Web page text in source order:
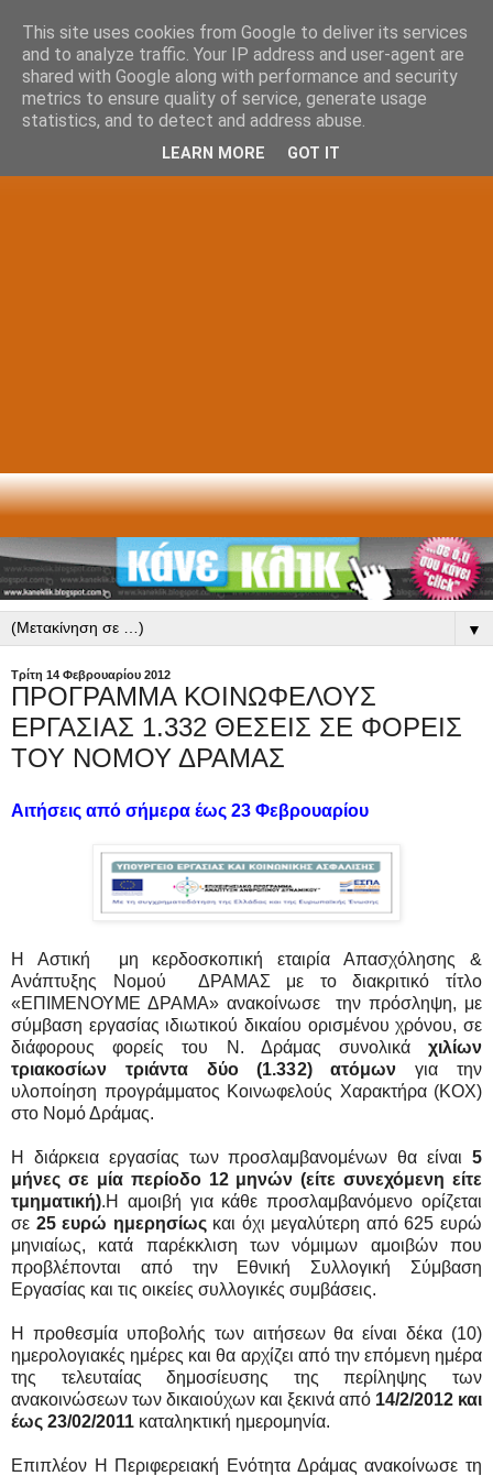
▼
Τρίτη 14 Φεβρουαρίου 2012
ΠΡΟΓΡΑΜΜΑ ΚΟΙΝΩΦΕΛΟΥΣ
ΕΡΓΑΣΙΑΣ 1.332 ΘΕΣΕΙΣ ΣΕ ΦΟΡΕΙΣ
ΤΟΥ ΝΟΜΟΥ ΔΡΑΜΑΣ
Αιτήσεις από σήμερα έως 23 Φεβρουαρίου
Η Αστική μη κερδοσκοπική εταιρία Απασχόλησης &
Ανάπτυξης Νομού ΔΡΑΜΑΣ με το διακριτικό τίτλο
«ΕΠΙΜΕΝΟΥΜΕ ΔΡΑΜΑ» ανακοίνωσε την πρόσληψη, με
σύμβαση εργασίας ιδιωτικού δικαίου ορισμένου χρόνου, σε
διάφορους φορείς του Ν. Δράμας συνολικά χιλίων
τριακοσίων τριάντα δύο (1.332) ατόμων για την
υλοποίηση προγράμματος Κοινωφελούς Χαρακτήρα (ΚΟΧ)
στο Νομό Δράμας.
Η διάρκεια εργασίας των προσλαμβανομένων θα είναι 5
μήνες σε μία περίοδο 12 μηνών (είτε συνεχόμενη είτε
τμηματική).Η αμοιβή για κάθε προσλαμβανόμενο ορίζεται
σε 25 ευρώ ημερησίωςκαι όχι μεγαλύτερη από 625 ευρώ
μηνιαίως, κατά παρέκκλιση των νόμιμων αμοιβών που
προβλέπονται από την Εθνική Συλλογική Σύμβαση
Εργασίας και τις οικείες συλλογικές συμβάσεις.
Η προθεσμία υποβολής των αιτήσεων θα είναι δέκα (10)
ημερολογιακές ημέρες και θα αρχίζει από την επόμενη ημέρα
της τελευταίας δημοσίευσης της περίληψης των
ανακοινώσεων των δικαιούχων και ξεκινά από 14/2/2012 και
έως 23/02/2011 καταληκτική ημερομηνία.
Επιπλέον Η Περιφερειακή Ενότητα Δράμας ανακοίνωσε τη
This site uses cookies from Google to deliver its services
and to analyze traffic. Your IP address and user-agent are
shared with Google along with performance and security
metrics to ensure quality of service, generate usage
statistics, and to detect and address abuse.
LEARN MORE GOT IT